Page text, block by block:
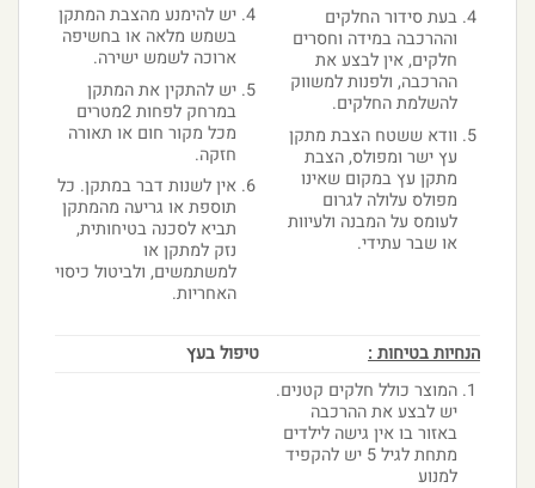
בעת סידור החלקים
וההרכבה במידה וחסרים
חלקים, אין לבצע את
ההרכבה, ולפנות למשווק
להשלמת החלקים.
וודא ששטח הצבת מתקן
עץ ישר ומפולס, הצבת
מתקן עץ במקום שאינו
מפולס עלולה לגרום
לעומס על המבנה ולעיוות
או שבר עתידי.
יש להימנע מהצבת המתקן
בשמש מלאה או בחשיפה
ארוכה לשמש ישירה.
יש להתקין את המתקן
במרחק לפחות 2מטרים
מכל מקור חום או תאורה
חזקה.
אין לשנות דבר במתקן. כל
תוספת או גריעה מהמתקן
תביא לסכנה בטיחותית,
נזק למתקן או
למשתמשים, ולביטול כיסוי
האחריות.
הנחיות בטיחות :
טיפול בעץ
המוצר כולל חלקים קטנים.
יש לבצע את ההרכבה
באזור בו אין גישה לילדים
מתחת לגיל 5 יש להקפיד
למנוע